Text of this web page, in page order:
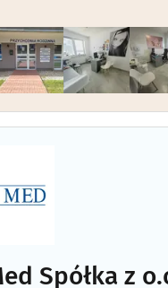
(6)
i gruźlica(5)
(5)
(23)
Spółka z